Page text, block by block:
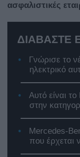
ασφαλιστικές
ΔΙΑΒΑΣΤΕ
Γνώρισε το
ηλεκτρικό
Αυτό είναι
στην
Mercedes-
που έρχεται